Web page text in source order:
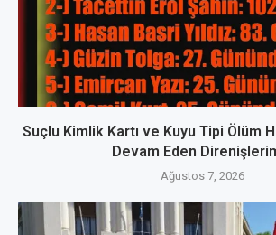
Suçlu Kimlik Kartı ve Kuyu Tipi Ölüm
Devam Eden
Ağustos 7, 2026